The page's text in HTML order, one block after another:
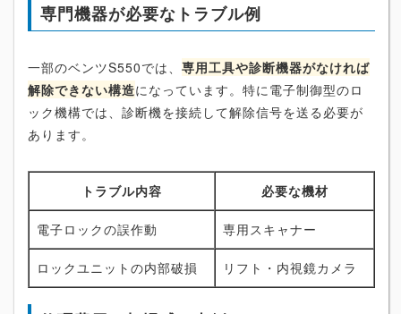
専門機器が必要なトラブル例
一部のベンツS550では、 専用工具や診断機器がなければ
解除できない構造になっています。特に電子制御型のロ
ック機構では、診断機を接続して解除信号を送る必要が
あります。
トラブル内容 必要な機材
電子ロックの誤作動 専用スキャナー
ロックユニットの内部破損 リフト・内視鏡カメラ